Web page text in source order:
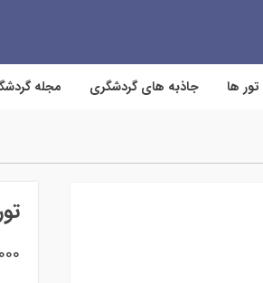
تور ها جاذبه های گردشگری مجله